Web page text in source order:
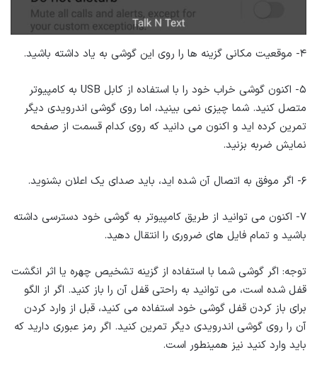
۴- موقعیت مکانی گزینه ها را روی این گوشی به یاد داشته باشید.
۵- اکنون گوشی خراب خود را با استفاده از کابل USB به کامپیوتر
متصل کنید. شما چیزی نمی بینید، اما روی گوشی اندرویدی دیگر
تمرین کرده اید و اکنون می دانید که روی کدام قسمت از صفحه
نمایش ضربه بزنید.
۶- اگر موفق به اتصال آن شده اید، باید صدای یک اعلان بشنوید.
۷- اکنون می توانید از طریق کامپیوتر به گوشی خود دسترسی داشته
باشید و تمام فایل های ضروری را انتقال دهید.
توجه: اگر گوشی شما با استفاده از گزینه تشخیص چهره یا اثر انگشت
قفل شده است، می توانید به راحتی قفل آن را باز کنید. اگر از الگو
برای باز کردن قفل گوشی خود استفاده می کنید، قبل از وارد کردن
آن را روی گوشی اندرویدی دیگر تمرین کنید. اگر رمز عبوری دارید که
باید وارد کنید نیز همینطور است.